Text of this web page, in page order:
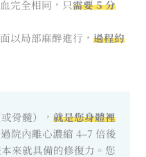
完全相同，只需要 5 分
以局部麻醉進行， 過程約
骨髓）， 就是您身體裡
院內離心濃縮 4–7 倍後
來就具備的修復力。您